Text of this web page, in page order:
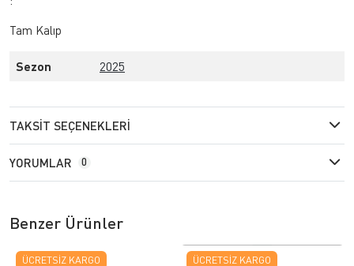
Tam Kalıp
Sezon 2025
TAKSIT SEÇENEKLERI
YORUMLAR 0
Benzer Ürünler
ÜCRETSIZ KARGO ÜCRETSIZ KARGO